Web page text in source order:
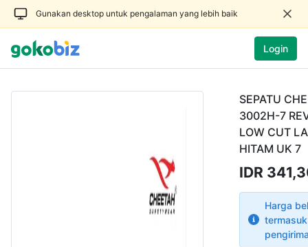
Gunakan desktop untuk pengalaman yang lebih baik
Login
SEPATU
3002H-7
LOW CUT
HITAM UK 7
IDR
Harga